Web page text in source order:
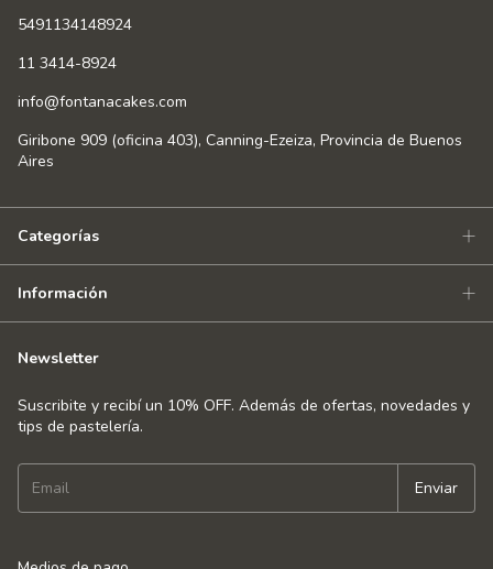
5491134148924
11 3414-8924
info@fontanacakes.com
Giribone 909 (oficina 403), Canning-Ezeiza, Provincia de Buenos
Aires
Categorías
Información
Newsletter
Suscribite y recibí un 10% OFF. Además de ofertas, novedades y
tips de pastelería.